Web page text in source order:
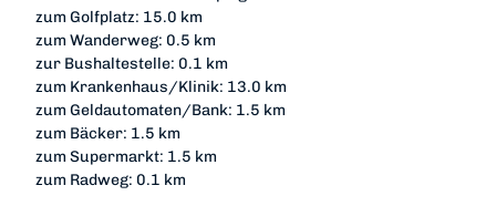
zum Golfplatz: 15.0 km
zum Wanderweg: 0.5 km
zur Bushaltestelle: 0.1 km
zum Krankenhaus/Klinik: 13.0 km
zum Geldautomaten/Bank: 1.5 km
zum Bäcker: 1.5 km
zum Supermarkt: 1.5 km
zum Radweg: 0.1 km